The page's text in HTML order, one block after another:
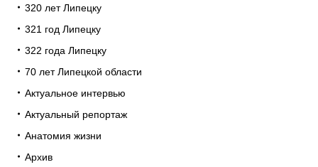
320 лет Липецку
321 год Липецку
322 года Липецку
70 лет Липецкой области
Актуальное интервью
Актуальный репортаж
Анатомия жизни
Архив